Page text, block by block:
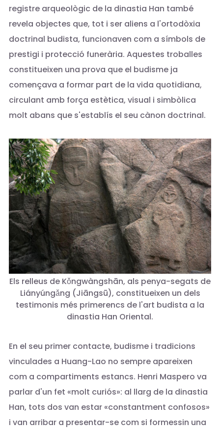
registre arqueològic de la dinastia Han també
revela objectes que, tot i ser aliens a l'ortodòxia
doctrinal budista, funcionaven com a símbols de
prestigi i protecció funerària. Aquestes troballes
constitueixen una prova que el budisme ja
començava a formar part de la vida quotidiana,
circulant amb força estètica, visual i simbòlica
molt abans que s'establís el seu cànon doctrinal.
Els relleus de Kǒngwàngshān, als penya-segats de
Liányúngǎng (Jiāngsū), constitueixen un dels
testimonis més primerencs de l'art budista a la
dinastia Han Oriental.
En el seu primer contacte, budisme i tradicions
vinculades a Huang-Lao no sempre apareixen
com a compartiments estancs. Henri Maspero va
parlar d'un fet «molt curiós»: al llarg de la dinastia
Han, tots dos van estar «constantment confosos»
i van arribar a presentar-se com si formessin una